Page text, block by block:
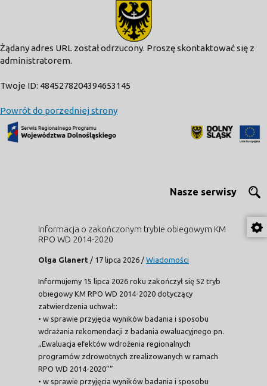
Żądany adres URL został odrzucony. Proszę skontaktować się z
administratorem.
Twoje ID: 4845278204394653145
Powrót do porzedniej strony
Nasze serwisy
Informacja o zakończonym trybie obiegowym KM
RPO WD 2014-2020
Olga Glanert / 17 lipca 2026 / Wiadomości
Informujemy 15 lipca 2026 roku zakończył się 52 tryb
obiegowy KM RPO WD 2014-2020 dotyczący
zatwierdzenia uchwał::
• w sprawie przyjęcia wyników badania i sposobu
wdrażania rekomendacji z badania ewaluacyjnego pn.
„Ewaluacja efektów wdrożenia regionalnych
programów zdrowotnych zrealizowanych w ramach
RPO WD 2014-2020””
• w sprawie przyjęcia wyników badania i sposobu
modal-check